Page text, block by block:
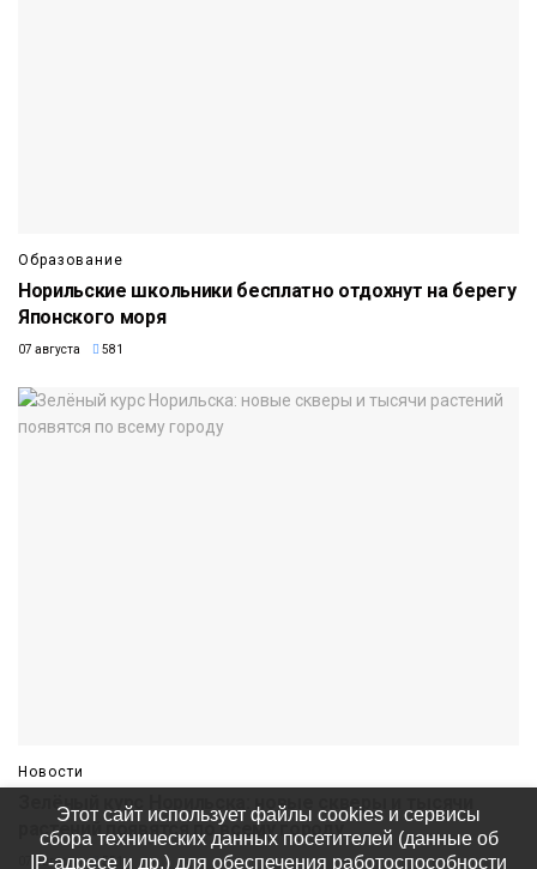
Образование
Норильские школьники бесплатно отдохнут на берегу
Японского моря
07 августа 581
Новости
Зелёный курс Норильска: новые скверы и тысячи
растений появятся по всему городу
07 августа 551
Этот сайт использует файлы cookies и сервисы
сбора технических данных посетителей (данные об
IP-адресе и др.) для обеспечения работоспособности